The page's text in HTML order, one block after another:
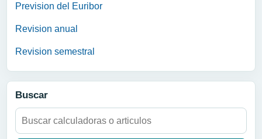
Prevision del Euribor
Revision anual
Revision semestral
Buscar
Buscar: